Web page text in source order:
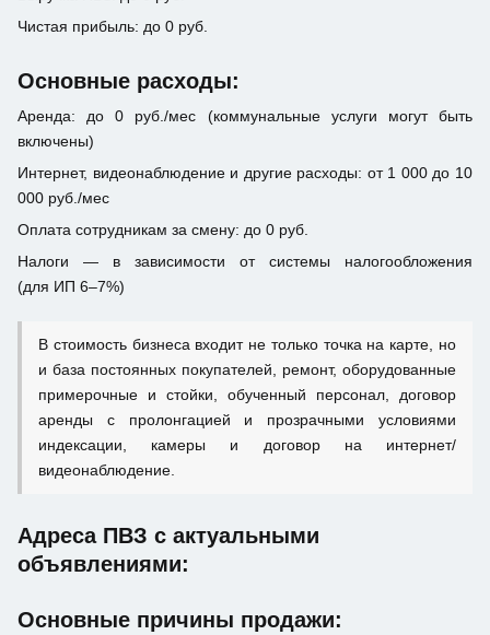
Чистая прибыль: до 0 руб.
Основные расходы:
Аренда: до 0 руб./мес (коммунальные услуги могут быть
включены)
Интернет, видеонаблюдение и другие расходы: от 1 000 до 10
000 руб./мес
Оплата сотрудникам за смену: до 0 руб.
Налоги — в зависимости от системы налогообложения
(для ИП 6–7%)
В стоимость бизнеса входит не только точка на карте, но
и база постоянных покупателей, ремонт, оборудованные
примерочные и стойки, обученный персонал, договор
аренды с пролонгацией и прозрачными условиями
индексации, камеры и договор на интернет/
видеонаблюдение.
Адреса ПВЗ с актуальными
объявлениями:
Основные причины продажи: